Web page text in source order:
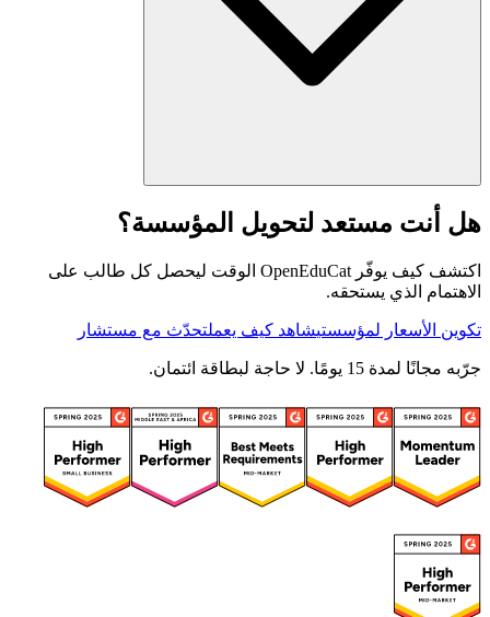
هل أنت مستعد لتحويل المؤسسة؟
اكتشف كيف يوفّر OpenEduCat الوقت ليحصل كل طالب على
الاهتمام الذي يستحقه.
تكوين الأسعار لمؤسستيشاهد كيف يعملتحدّث مع مستشار
جرّبه مجانًا لمدة 15 يومًا. لا حاجة لبطاقة ائتمان.